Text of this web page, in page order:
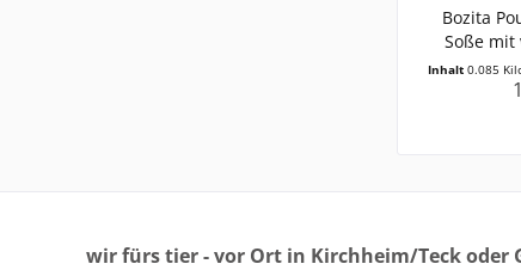
Bozita
Soße mit
Inhalt 0.085
wir fürs tier - vor Ort in Kirchheim/Teck oder